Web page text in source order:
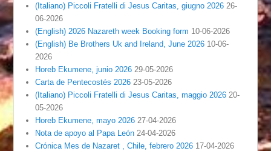
(Italiano) Piccoli Fratelli di Jesus Caritas, giugno 2026 26-
06-2026
(English) 2026 Nazareth week Booking form 10-06-2026
(English) Be Brothers Uk and Ireland, June 2026 10-06-
2026
Horeb Ekumene, junio 2026 29-05-2026
Carta de Pentecostés 2026 23-05-2026
(Italiano) Piccoli Fratelli di Jesus Caritas, maggio 2026 20-
05-2026
Horeb Ekumene, mayo 2026 27-04-2026
Nota de apoyo al Papa León 24-04-2026
Crónica Mes de Nazaret , Chile, febrero 2026 17-04-2026